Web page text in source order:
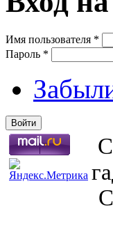
Имя пользователя *
Пароль *